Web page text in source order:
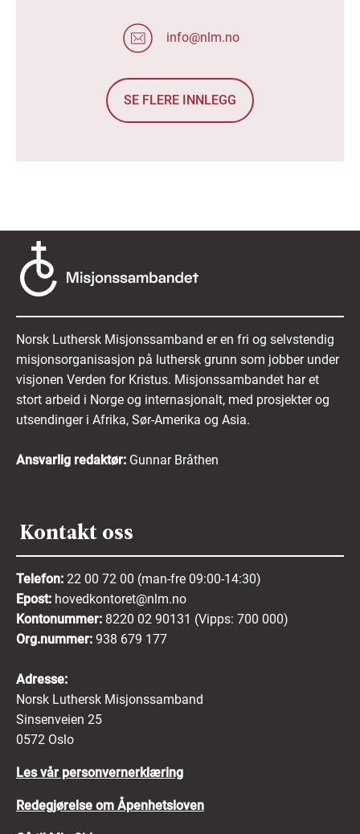
info@nlm.no
SE FLERE INNLEGG
Norsk Luthersk Misjonssamband er en fri og selvstendig
misjonsorganisasjon på luthersk grunn som jobber under
visjonen Verden for Kristus. Misjonssambandet har et
stort arbeid i Norge og internasjonalt, med prosjekter og
utsendinger i Afrika, Sør-Amerika og Asia.
Ansvarlig redaktør: Gunnar Bråthen
Kontakt oss
Telefon: 22 00 72 00 (man-fre 09:00-14:30)
Epost: hovedkontoret@nlm.no
Kontonummer: 8220 02 90131 (Vipps: 700 000)
Org.nummer: 938 679 177
Adresse:
Norsk Luthersk Misjonssamband
Sinsenveien 25
0572 Oslo
Les vår personvernerklæring
Redegjørelse om Åpenhetsloven